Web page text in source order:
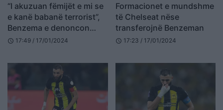
“I akuzuan fëmijët e mi se
e kanë babanë terrorist”,
Benzema e denoncon
ministrin
schedule 17:49 / 17/01/2024
Formacionet e mundshme
të Chelseat nëse
transferojnë Benzeman
schedule 17:23 / 17/01/2024